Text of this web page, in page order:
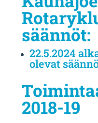
säännöt:
22.5.2024
olevat
2018-19